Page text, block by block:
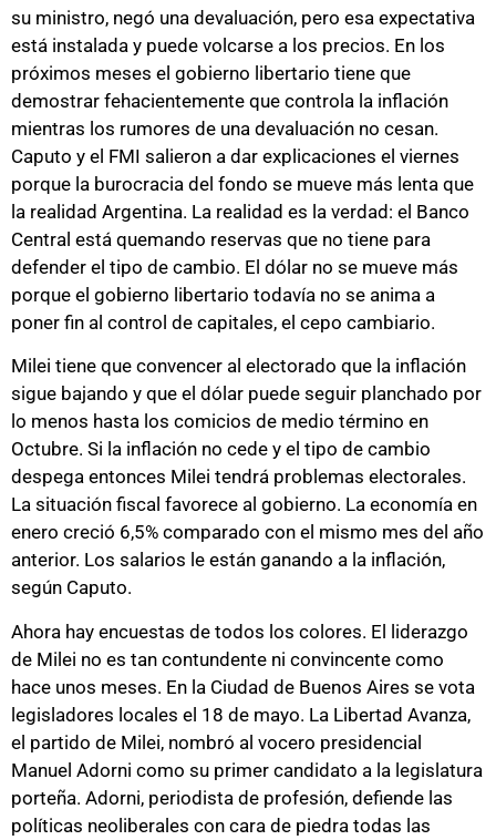
su ministro, negó una devaluación, pero esa expectativa
está instalada y puede volcarse a los precios. En los
próximos meses el gobierno libertario tiene que
demostrar fehacientemente que controla la inflación
mientras los rumores de una devaluación no cesan.
Caputo y el FMI salieron a dar explicaciones el viernes
porque la burocracia del fondo se mueve más lenta que
la realidad Argentina. La realidad es la verdad: el Banco
Central está quemando reservas que no tiene para
defender el tipo de cambio. El dólar no se mueve más
porque el gobierno libertario todavía no se anima a
poner fin al control de capitales, el cepo cambiario.
Milei tiene que convencer al electorado que la inflación
sigue bajando y que el dólar puede seguir planchado por
lo menos hasta los comicios de medio término en
Octubre. Si la inflación no cede y el tipo de cambio
despega entonces Milei tendrá problemas electorales.
La situación fiscal favorece al gobierno. La economía en
enero creció 6,5% comparado con el mismo mes del año
anterior. Los salarios le están ganando a la inflación,
según Caputo.
Ahora hay encuestas de todos los colores. El liderazgo
de Milei no es tan contundente ni convincente como
hace unos meses. En la Ciudad de Buenos Aires se vota
legisladores locales el 18 de mayo. La Libertad Avanza,
el partido de Milei, nombró al vocero presidencial
Manuel Adorni como su primer candidato a la legislatura
porteña. Adorni, periodista de profesión, defiende las
políticas neoliberales con cara de piedra todas las